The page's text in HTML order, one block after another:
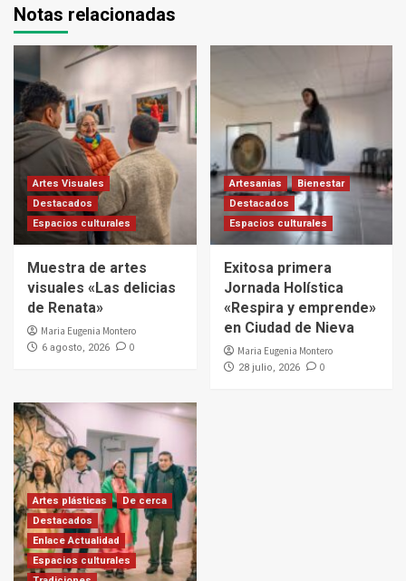
Notas relacionadas
Artes Visuales
Destacados
Espacios culturales
Muestra de artes
visuales «Las delicias
de Renata»
Maria Eugenia Montero
6 agosto, 2026 0
Artesanias
Bienestar
Destacados
Espacios culturales
Exitosa primera
Jornada Holística
«Respira y emprende»
en Ciudad de Nieva
Maria Eugenia Montero
28 julio, 2026 0
Artes plásticas
De cerca
Destacados
Enlace Actualidad
Espacios culturales